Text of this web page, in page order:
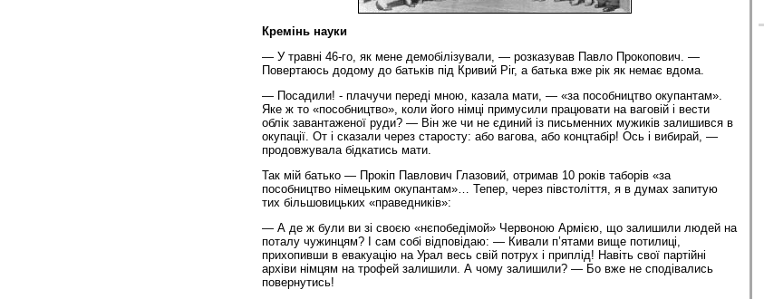
Кремінь науки
— У травні 46-го, як мене демобілізували, — розказував Павло Прокопович. —
Повертаюсь додому до батьків під Кривий Ріг, а батька вже рік як немає вдома.
— Посадили! - плачучи переді мною, казала мати, — «за пособництво окупантам».
Яке ж то «пособництво», коли його німці примусили працювати на ваговій і вести
облік завантаженої руди? — Він же чи не єдиний із письменних мужиків залишився в
окупації. От і сказали через старосту: або вагова, або концтабір! Ось і вибирай, —
продовжувала бідкатись мати.
Так мій батько — Прокіп Павлович Глазовий, отримав 10 років таборів «за
пособництво німецьким окупантам»… Тепер, через півстоліття, я в думах запитую
тих більшовицьких «праведників»:
— А де ж були ви зі своєю «нєпобедімой» Червоною Армією, що залишили людей на
поталу чужинцям? І сам собі відповідаю: — Кивали п’ятами вище потилиці,
прихопивши в евакуацію на Урал весь свій потрух і приплід! Навіть свої партійні
архіви німцям на трофей залишили. А чому залишили? — Бо вже не сподівались
повернутись!